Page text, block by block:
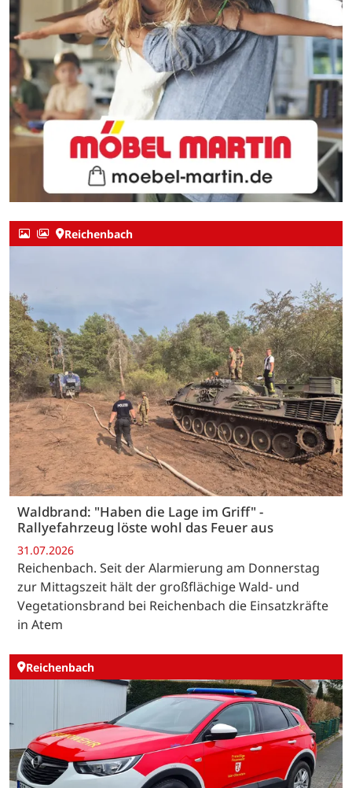
Reichenbach
Waldbrand: "Haben die Lage im Griff" -
Rallyefahrzeug löste wohl das Feuer aus
31.07.2026
Reichenbach. Seit der Alarmierung am Donnerstag
zur Mittagszeit hält der großflächige Wald- und
Vegetationsbrand bei Reichenbach die Einsatzkräfte
in Atem
Reichenbach